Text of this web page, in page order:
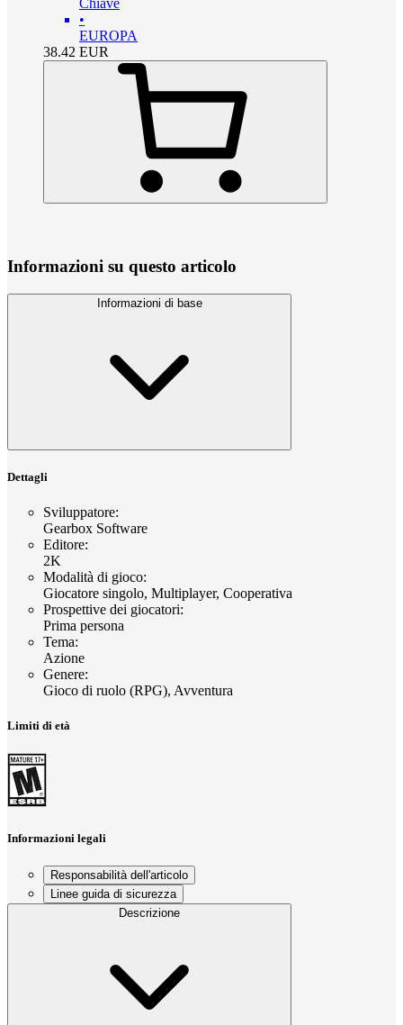
Chiave
•
EUROPA
38.42 EUR
Informazioni su questo articolo
Informazioni di base
Dettagli
Sviluppatore:
Gearbox Software
Editore:
2K
Modalità di gioco:
Giocatore singolo, Multiplayer, Cooperativa
Prospettive dei giocatori:
Prima persona
Tema:
Azione
Genere:
Gioco di ruolo (RPG), Avventura
Limiti di età
Informazioni legali
Responsabilità dell'articolo
Linee guida di sicurezza
Descrizione